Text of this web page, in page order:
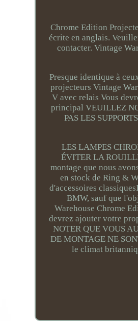
Chrome Edition
écrite en anglais.
contacter. Vintage
Presque identique à
projecteurs Vintage
V avec relais Vous
principal VEUILLEZ
PAS LES
LES LAMPES
ÉVITER LA
montage que nous
en stock de Ring &
d'accessoires
BMW, sauf que
Warehouse Chrome
devrez ajouter votre
NOTER QUE VOUS
DE MONTAGE NE
le climat